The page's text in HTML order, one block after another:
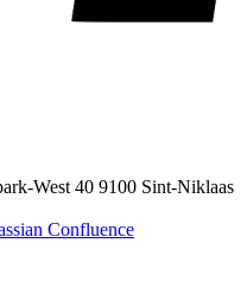
West 40 9100 Sint-Niklaas
Confluence